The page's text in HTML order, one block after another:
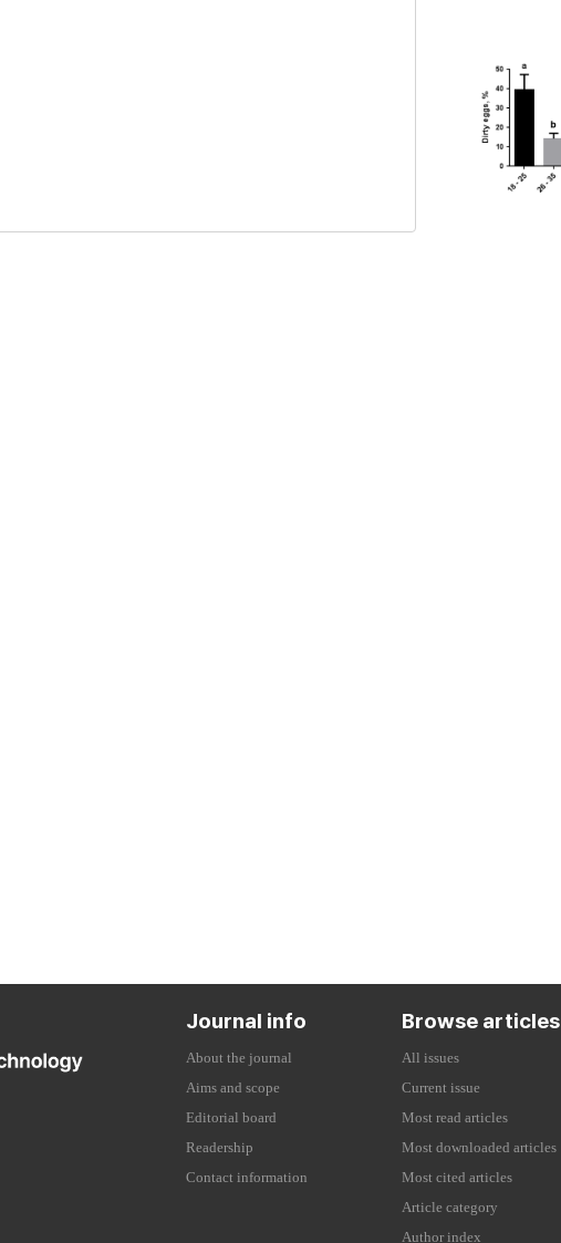
Journal info
About the journal
Aims and scope
Editorial board
Readership
Contact information
Browse articles
All issues
Current issue
Most read articles
Most downloaded articles
Most cited articles
Article category
Author index